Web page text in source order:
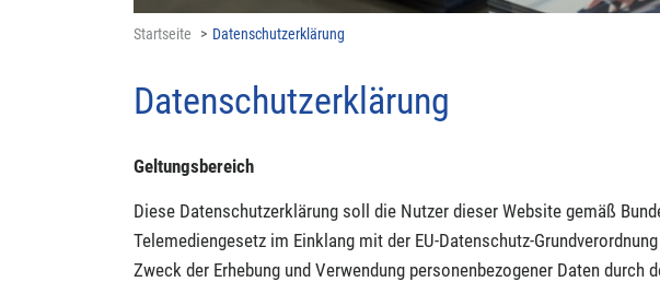
Startseite Datenschutzerklärung
Datenschutzerklärung
Geltungsbereich
Diese Datenschutzerklärung soll die Nutzer dieser Website gemäß
Telemediengesetz im Einklang mit der EU-Datenschutz-
Zweck der Erhebung und Verwendung personenbezogener Daten durch